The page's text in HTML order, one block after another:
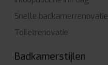
Snelle badkamerrenovatie
Toiletrenovatie
Badkamerstijlen